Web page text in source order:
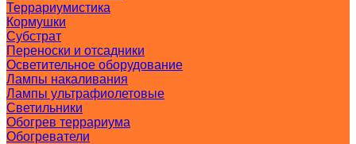
Террариумистика
Кормушки
Субстрат
Переноски и отсадники
Осветительное оборудование
Лампы накаливания
Лампы ультрафиолетовые
Светильники
Обогрев террариума
Обогреватели